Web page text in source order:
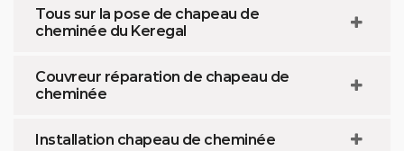
Tous sur la pose de chapeau de
cheminée du Keregal
Couvreur réparation de chapeau de
cheminée
Installation chapeau de cheminée